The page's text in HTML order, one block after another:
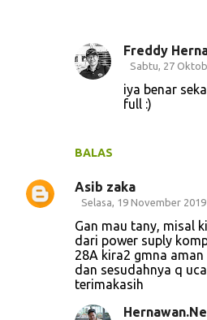
BALAS
Freddy
Sabtu, 27
iya benar
full :)
Asib zaka
Selasa, 19 November
Gan mau tany, misal
dari power suply
28A kira2 gmna
dan sesudahnya q
terimakasih